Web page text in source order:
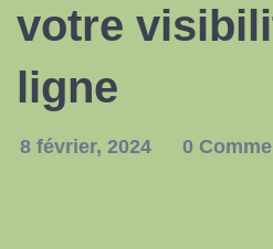
votre
ligne
8 février, 2024 0